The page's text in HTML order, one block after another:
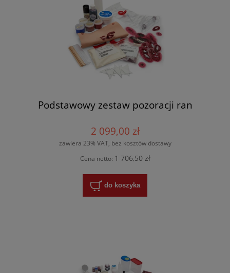
Podstawowy zestaw pozoracji ran
2 099,00 zł
zawiera 23% VAT, bez kosztów dostawy
Cena netto: 1 706,50 zł
do koszyka